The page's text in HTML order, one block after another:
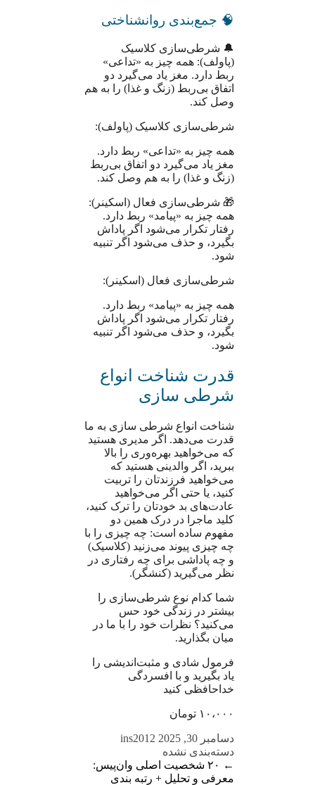
🧠 جمع‌بندی روانشناختی
🔔 شرطی‌سازی کلاسیک
(پاولف): همه چیز به «تداعی»
ربط دارد. مغز یاد می‌گیرد دو
اتفاق بی‌ربط (زنگ و غذا) را به هم
وصل کند.
شرطی‌سازی کلاسیک (پاولف):
همه چیز به «تداعی» ربط دارد.
مغز یاد می‌گیرد دو اتفاق بی‌ربط
(زنگ و غذا) را به هم وصل کند.
🎁 شرطی‌سازی فعال (اسکینر):
همه چیز به «پیامد» ربط دارد.
رفتار تکرار می‌شود اگر پاداش
بگیرد، و حذف می‌شود اگر تنبیه
شود.
شرطی‌سازی فعال (اسکینر):
همه چیز به «پیامد» ربط دارد.
رفتار تکرار می‌شود اگر پاداش
بگیرد، و حذف می‌شود اگر تنبیه
شود.
قدرت شناخت انواع
شرطی سازی
شناخت انواع شرطی سازی به ما
قدرت می‌دهد. اگر مدیری هستید
که می‌خواهید بهره‌وری را بالا
ببرید، اگر والدینی هستید که
می‌خواهید فرزندتان را تربیت
کنید، یا حتی اگر می‌خواهید
عادت‌های بد خودتان را ترک کنید،
کلید ماجرا در درک همین دو
مفهوم ساده است: چه چیزی را با
چه چیزی پیوند می‌زنید (کلاسیک)
و چه پاداشی برای چه رفتاری در
نظر می‌گیرید (کنشگر).
شما کدام نوع شرطی‌سازی را
بیشتر در زندگی خود حس
می‌کنید؟ نظرات خود را با ما در
میان بگذارید.
فرمول شادی و مثبت‌اندیشی را
یاد بگیرید و با افسردگی
خداحافظی کنید
۱۰،۰۰۰ تومان
دسامبر 30, 2025
ins2012
دسته‌بندی نشده
←
۲۰ شخصیت اصلی وان‌پیس:
معرفی و تحلیل + رتبه بندی